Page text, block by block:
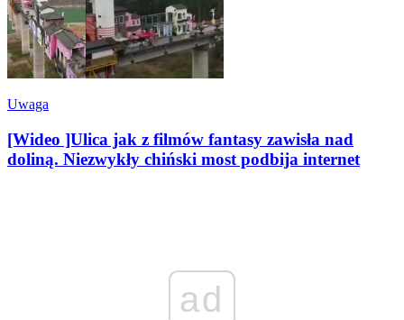
Uwaga
[Wideo ]Ulica jak z filmów fantasy zawisła nad
doliną. Niezwykły chiński most podbija internet
ad